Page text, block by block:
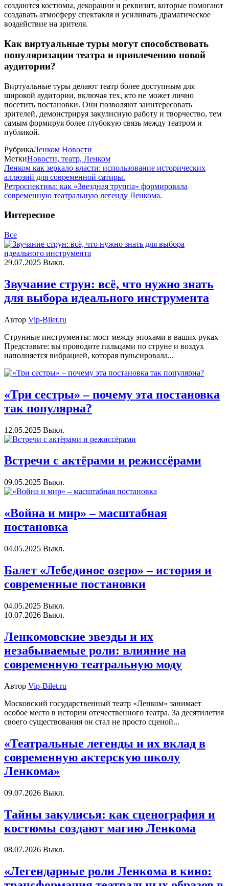
создаются костюмы, декорации и реквизит, которые помогают
создавать атмосферу спектакля и усиливать драматическое
воздействие на зрителя.
Как виртуальные туры могут способствовать
популяризации театра и привлечению новой
аудитории?
Виртуальные туры делают театр более доступным для
широкой аудитории, включая тех, кто не может лично
посетить постановки. Они позволяют заинтересовать
зрителей, демонстрируя закулисную работу и творчество, тем
самым формируя более глубокую связь между театром и
публикой.
РубрикаЛенком Новости
МеткиНовости, театр, Ленком
Ленком как зеркало власти: использование исторических
аллюзий для современной сатиры.
Ретроспектива: как «Звездная труппа» формировала
современную театральную легенду Ленкома.
Интересное
Все
29.07.2025 Выкл.
Звучание струн: всё, что нужно знать
для выбора идеального инструмента
Автор Vip-Bilet.ru
Струнные инструменты: мост между эпохами в ваших руках
Представьте: вы проводите пальцами по струне и воздух
наполняется вибрацией, которая пульсировала...
«Три сестры» – почему эта постановка
так популярна?
12.05.2025 Выкл.
Встречи с актёрами и режиссёрами
09.05.2025 Выкл.
«Война и мир» – масштабная
постановка
04.05.2025 Выкл.
Балет «Лебединое озеро» – история и
современные постановки
04.05.2025 Выкл.
10.07.2026 Выкл.
Ленкомовские звезды и их
незабываемые роли: влияние на
современную театральную моду
Автор Vip-Bilet.ru
Московский государственный театр «Ленком» занимает
особое место в истории отечественного театра. За десятилетия
своего существования он стал не просто сценой...
«Театральные легенды и их вклад в
современную актерскую школу
Ленкома»
09.07.2026 Выкл.
Тайны закулисья: как сценография и
костюмы создают магию Ленкома
08.07.2026 Выкл.
«Легендарные роли Ленкома в кино: